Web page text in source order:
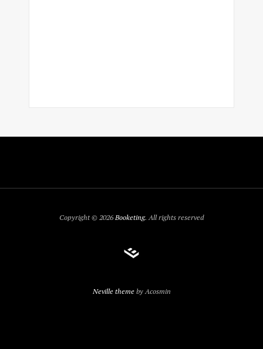
Copyright © 2026Booketing. All rights reserved
Neville themeby Acosmin